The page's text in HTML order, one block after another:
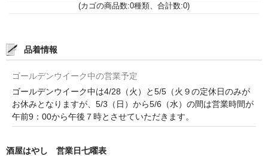
France/ﾌﾗﾝｽ
France Champagne /ﾌﾗﾝｽ・ｼｬﾝﾊﾟｰﾆｭ
(カゴの商品数:0種類、合計数:0)
品着情報
ゴールデンウイーク中の営業予定
ゴールデンウイーク中は4/28（火）と5/5（火９の定休日のみが
お休みとなりますが、5/3（日）から5/6（水）の間は営業時間が
午前9：00から午後７時とさせていただきます。
酒屋はやし 営業日七曜表